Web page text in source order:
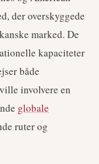
der overskyggede
marked. De
kapaciteter
både
involvere en
globale
ruter og